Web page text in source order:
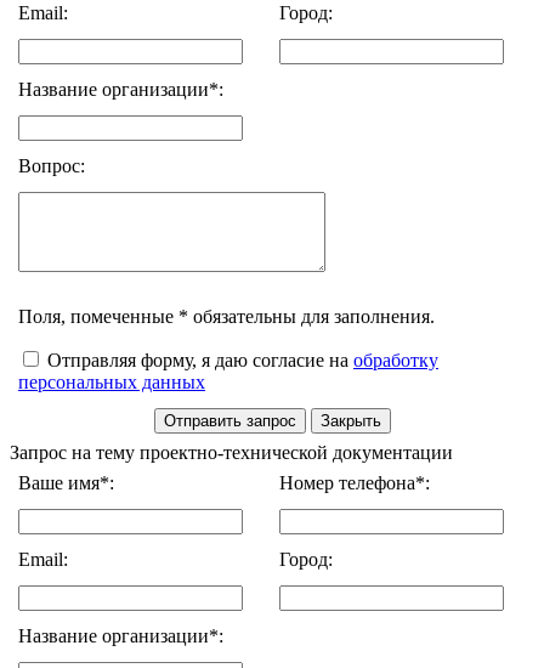
Email: Город:
Название организации*:
Вопрос:
Поля, помеченные * обязательны для заполнения.
Отправляя форму, я даю согласие на обработку
персональных данных
Запрос на тему проектно-технической документации
Ваше имя*:
Номер телефона*:
Email: Город:
Название организации*: